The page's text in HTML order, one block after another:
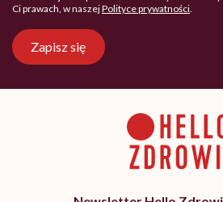
Ci prawach, w naszejPolityce prywatności.
Zapisz się